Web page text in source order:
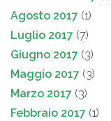
Agosto 2017 (1)
Luglio 2017 (7)
Giugno 2017 (3)
Maggio 2017 (3)
Marzo 2017 (3)
Febbraio 2017 (1)